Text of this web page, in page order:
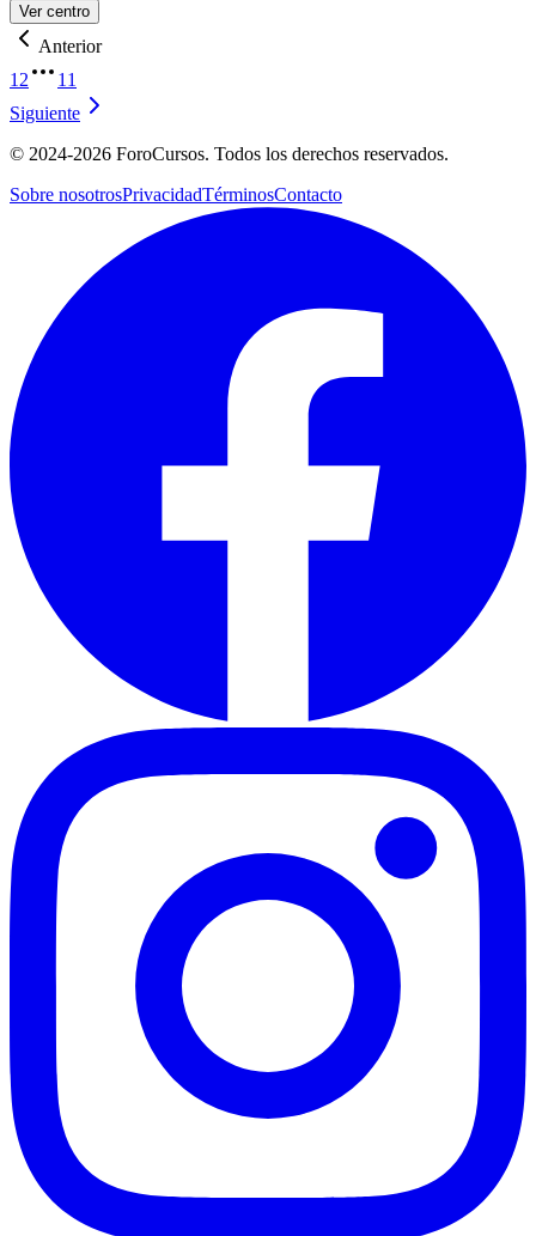
Ver centro
Anterior
1 2
11
Siguiente
© 2024-2026 ForoCursos. Todos los derechos reservados.
Sobre nosotrosPrivacidadTérminosContacto